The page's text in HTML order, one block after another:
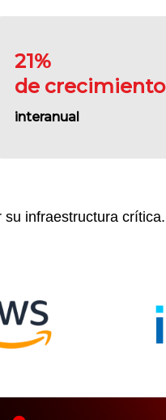
21%
de crecimiento
interanual
su infraestructura crítica.